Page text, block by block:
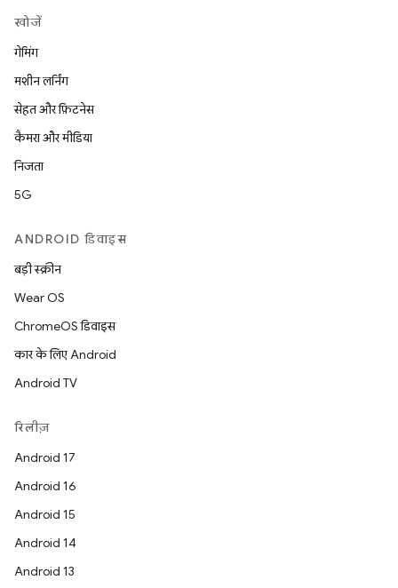
खोजें
गेमिंग
मशीन लर्निंग
सेहत और फ़िटनेस
कैमरा और मीडिया
निजता
5G
ANDROID डिवाइस
बड़ी स्क्रीन
Wear OS
ChromeOS डिवाइस
कार के लिए Android
Android TV
रिलीज़
Android 17
Android 16
Android 15
Android 14
Android 13